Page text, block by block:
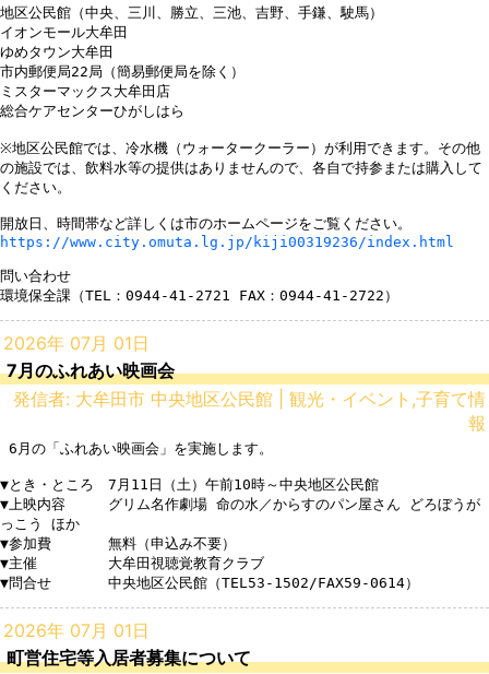
地区公民館（中央、三川、勝立、三池、吉野、手鎌、駛馬）
イオンモール大牟田
ゆめタウン大牟田
市内郵便局22局（簡易郵便局を除く）
ミスターマックス大牟田店
総合ケアセンターひがしはら
※地区公民館では、冷水機（ウォータークーラー）が利用できます。その他
の施設では、飲料水等の提供はありませんので、各自で持参または購入して
ください。
https://www.city.omuta.lg.jp/kiji00319236/index.html
問い合わせ
環境保全課（TEL：0944-41-2721 FAX：0944-41-2722）
2026年 07月 01日
7月のふれあい映画会
発信者: 大牟田市 中央地区公民館 | 観光・イベント,子育て情
報
▼とき・ところ　7月11日（土）午前10時～中央地区公民館
▼上映内容　　　グリム名作劇場 命の水／からすのパン屋さん どろぼうが
っこう ほか
▼参加費　　　　無料（申込み不要）
▼主催　　　　　大牟田視聴覚教育クラブ
▼問合せ　　　　中央地区公民館（TEL53-1502/FAX59-0614）
2026年 07月 01日
町営住宅等入居者募集について